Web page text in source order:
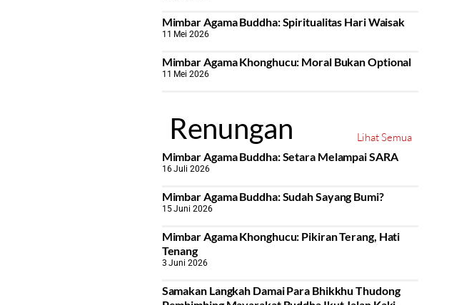
Mimbar Agama Buddha: Spiritualitas Hari Waisak
11 Mei 2026
Mimbar Agama Khonghucu: Moral Bukan Optional
11 Mei 2026
Renungan
Lihat Semua
Mimbar Agama Buddha: Setara Melampai SARA
16 Juli 2026
Mimbar Agama Buddha: Sudah Sayang Bumi?
15 Juni 2026
Mimbar Agama Khonghucu: Pikiran Terang, Hati
Tenang
3 Juni 2026
Samakan Langkah Damai Para Bhikkhu Thudong